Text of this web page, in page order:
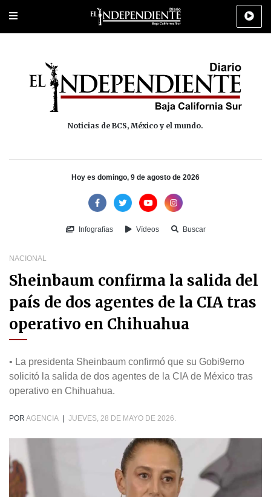
Portada Los Cabos Policiaca Deportes Cultura
Noticias de BCS, México y el mundo.
Hoy es domingo, 9 de agosto de 2026
Infografías Vídeos Buscar
NACIONAL
Sheinbaum confirma la salida del
país de dos agentes de la CIA tras
operativo en Chihuahua
• La presidenta Sheinbaum confirmó que su Gobi9erno
solicitó la salida de dos agentes de la CIA de México tras
operativo en Chihuahua.
POR AGENCIA JUEVES, 28 DE MAYO DE 2026.